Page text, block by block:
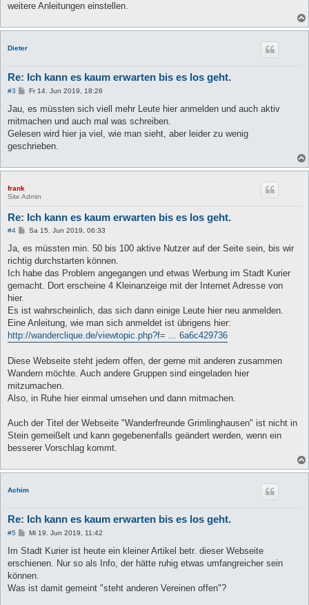
weitere Anleitungen einstellen.
Dieter
Re: Ich kann es kaum erwarten bis es los geht.
#3
B
r
a
Fr 14. Jun 2019, 18:26
Jau, es müssten sich viell mehr Leute hier anmelden und auch aktiv
mitmachen und auch mal was schreiben.
Gelesen wird hier ja viel, wie man sieht, aber leider zu wenig
geschrieben.
frank
Site Admin
Re: Ich kann es kaum erwarten bis es los geht.
#4
B
i
r
a
Sa 15. Jun 2019, 06:33
Ja, es müssten min. 50 bis 100 aktive Nutzer auf der Seite sein, bis wir
richtig durchstarten können.
Ich habe das Problem angegangen und etwas Werbung im Stadt Kurier
gemacht. Dort erscheine 4 Kleinanzeige mit der Internet Adresse von
hier.
Es ist wahrscheinlich, das sich dann einige Leute hier neu anmelden.
Eine Anleitung, wie man sich anmeldet ist übrigens hier:
http://wanderclique.de/viewtopic.php?f= ... 6a6c429736
Diese Webseite steht jedem offen, der gerne mit anderen zusammen
Wandern möchte. Auch andere Gruppen sind eingeladen hier
mitzumachen.
Also, in Ruhe hier einmal umsehen und dann mitmachen.
Auch der Titel der Webseite "Wanderfreunde Grimlinghausen" ist nicht in
Stein gemeißelt und kann gegebenenfalls geändert werden, wenn ein
besserer Vorschlag kommt.
Achim
Re: Ich kann es kaum erwarten bis es los geht.
#5
B
i
r
a
Mi 19. Jun 2019, 11:42
Im Stadt Kurier ist heute ein kleiner Artikel betr. dieser Webseite
erschienen. Nur so als Info, der hätte ruhig etwas umfangreicher sein
können.
Was ist damit gemeint "steht anderen Vereinen offen"?